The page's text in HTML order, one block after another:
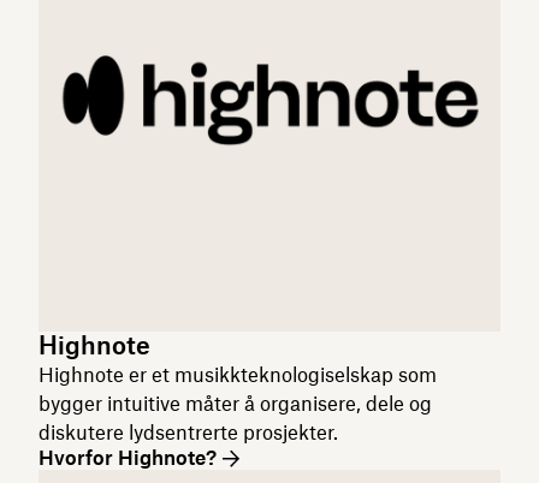
Highnote
Highnote er et musikkteknologiselskap som
bygger intuitive måter å organisere, dele og
diskutere lydsentrerte prosjekter.
Hvorfor Highnote?